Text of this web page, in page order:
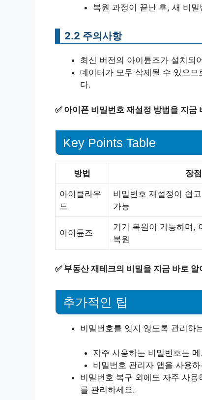
복원 과정이 끝난 후, 새 비
2.2 주의사항
최신 버전의 아이튠즈가 설치되
데이터가 모두 삭제될 수 있으
다.
✅ 아이폰 비밀번호 재설정 방법을 지금
Key Points Table
방법 장점
아이클라우
드
비밀번호 재설정이 쉽
가능
아이튠즈
기기 복원이 가능하며,
복원
✅ 부동산 재테크의 비밀을 지금 바로 알
추가적인 팁
비밀번호를 잊지 않도록 관리하
자주 사용하는 비밀번호는
비밀번호 관리자 앱을 사용
비밀번호 복구 외에도 자주 사
를 관리하세요.